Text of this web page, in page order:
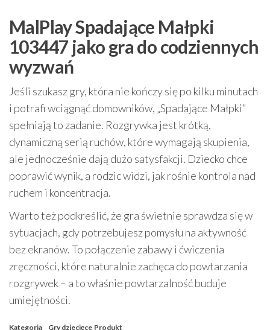
MalPlay Spadające Małpki
103447 jako gra do codziennych
wyzwań
Jeśli szukasz gry, która nie kończy się po kilku minutach
i potrafi wciągnąć domowników, „Spadające Małpki”
spełniają to zadanie. Rozgrywka jest krótką,
dynamiczną serią ruchów, które wymagają skupienia,
ale jednocześnie dają dużo satysfakcji. Dziecko chce
poprawić wynik, a rodzic widzi, jak rośnie kontrola nad
ruchem i koncentracja.
Warto też podkreślić, że gra świetnie sprawdza się w
sytuacjach, gdy potrzebujesz pomysłu na aktywność
bez ekranów. To połączenie zabawy i ćwiczenia
zręczności, które naturalnie zachęca do powtarzania
rozgrywek – a to właśnie powtarzalność buduje
umiejętności.
Kategoria Gry dziecięce Produkt